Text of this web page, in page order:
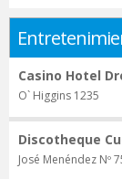
Casino Hotel
O` Higgins 1235
Discotheque
José Menéndez Nº